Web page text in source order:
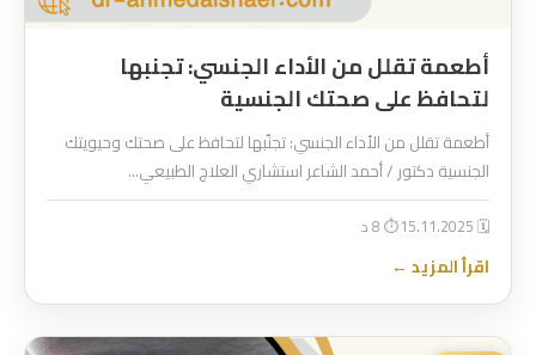
أطعمة تقلل من الأداء الجنسي: تجنبها
لتحافظ على صحتك الجنسية
أطعمة تقلل من الأداء الجنسي: تجنّبها لتحافظ على صحتك وحيويتك
الجنسية دكتور / أحمد الشاعر استشاري العلاج الطبيعي…
🗓 15.11.2025 ⏱ 8 د
اقرأ المزيد ←